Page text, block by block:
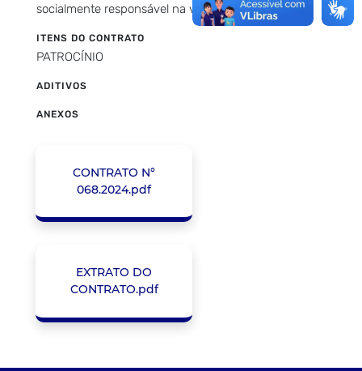
socialmente responsável na valo
ITENS DO CONTRATO
PATROCÍNIO
ADITIVOS
ANEXOS
CONTRATO N°
068.2024.pdf
EXTRATO DO
CONTRATO.pdf